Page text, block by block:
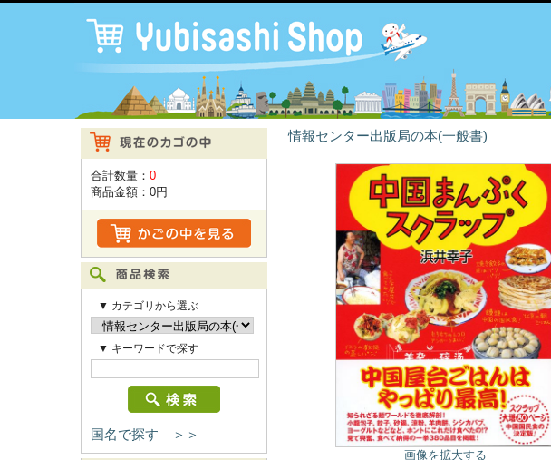
合計数量： 0
商品金額： 0円
▼ カテゴリから選ぶ
▼ キーワードで探す
国名で探す ＞＞
情報センター出版局の本(一般書)
画像を拡大する